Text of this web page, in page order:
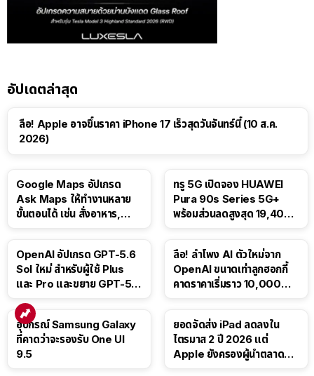
อัปเดตล่าสุด
ลือ! Apple อาจขึ้นราคา iPhone 17 เร็วสุดวันจันทร์นี้ (10 ส.ค.
2026)
Google Maps อัปเกรด
Ask Maps ให้ทำงานหลาย
ขั้นตอนได้ เช่น สั่งอาหาร,
ทรู 5G เปิดจอง HUAWEI
Pura 90s Series 5G+
พร้อมส่วนลดสูงสุด 19,400
OpenAI อัปเกรด GPT-5.6
Sol ใหม่ สำหรับผู้ใช้ Plus
และ Pro และขยาย GPT-5.6
ลือ! ลำโพง AI ตัวใหม่จาก
OpenAI ขนาดเท่าลูกฮอกกี้
คาดราคาเริ่มราว 10,000
อุปกรณ์ Samsung Galaxy
ที่คาดว่าจะรองรับ One UI
9.5
ยอดจัดส่ง iPad ลดลงใน
ไตรมาส 2 ปี 2026 แต่
Apple ยังครองผู้นำตลาด